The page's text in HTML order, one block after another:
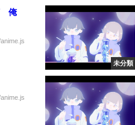
俺
未分類